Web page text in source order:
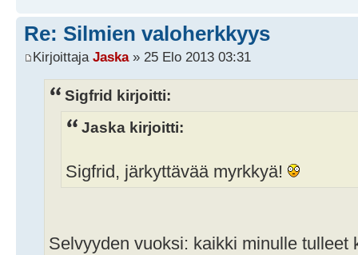
Re: Silmien valoherkkyys
Kirjoittaja Jaska» 25 Elo 2013 03:31
Sigfrid kirjoitti:
Jaska kirjoitti:
Sigfrid, järkyttävää myrkkyä!
Selvyyden vuoksi: kaikki minulle tulleet